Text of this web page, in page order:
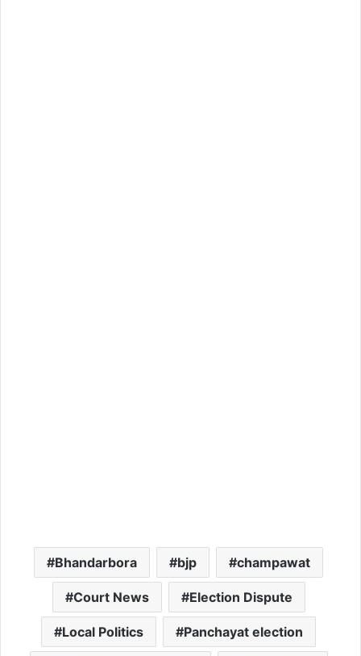
Bhandarbora bjp champawat
Court News Election Dispute
Local Politics Panchayat election